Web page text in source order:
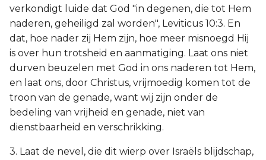
verkondigt luide dat God "in degenen, die tot Hem
naderen, geheiligd zal worden", Leviticus 10:3. En
dat, hoe nader zij Hem zijn, hoe meer misnoegd Hij
is over hun trotsheid en aanmatiging. Laat ons niet
durven beuzelen met God in ons naderen tot Hem,
en laat ons, door Christus, vrijmoedig komen tot de
troon van de genade, want wij zijn onder de
bedeling van vrijheid en genade, niet van
dienstbaarheid en verschrikking.
3. Laat de nevel, die dit wierp over Israëls blijdschap,